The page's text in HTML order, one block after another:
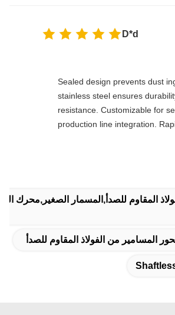
D*d
Sealed design prevents dust
stainless steel ensures
resistance. Customizable for
production line integration.
المقاوم للصدأ,المسمار الصغير,محرك
المسامير من الفولاذ المقاوم للصدأ